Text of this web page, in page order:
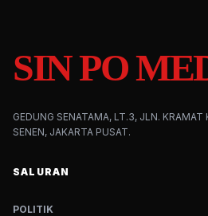
SIN PO
GEDUNG SENATAMA, LT.3, JLN.
SENEN, JAKARTA PUSAT.
SALURAN
POLITIK